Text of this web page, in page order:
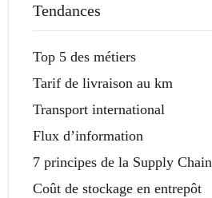
Tendances
Top 5 des métiers
Tarif de livraison au km
Transport international
Flux d’information
7 principes de la Supply Chain
Coût de stockage en entrepôt